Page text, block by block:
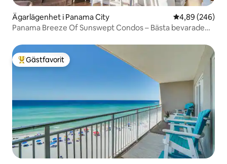
Ägarlägenhet i Panama City 4,89 av 5 i
4,89 (246)
Panama Breeze Of Sunswept Condos – Bästa bevarade
Populär gästfavorit
Gästfavorit